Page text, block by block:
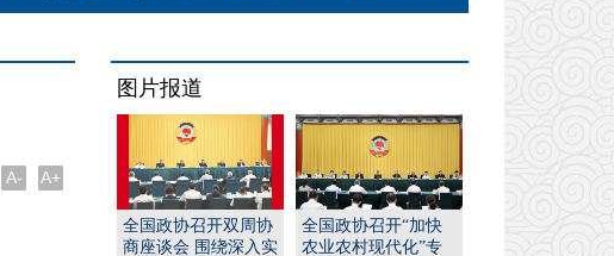
A- A+
图片报道
全国政协召开双周协
商座谈会 围绕深入实
全国政协召开“加快
农业农村现代化”专